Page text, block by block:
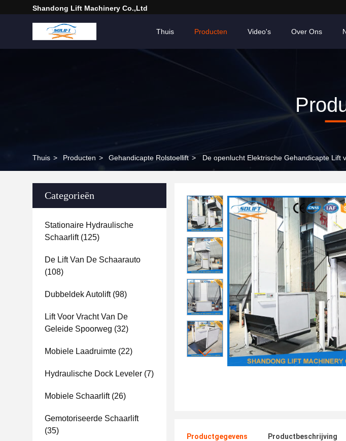
Shandong Lift Machinery Co.,Ltd
Thuis Producten Video's Over Ons
Thuis > Producten > Gehandicapte Rolstoellift > De openlucht Elektrische Gehandicapte
Categorieën
Stationaire Hydraulische
Schaarlift(125)
De Lift Van De Schaarauto
(108)
Dubbeldek Autolift(98)
Lift Voor Vracht Van De
Geleide Spoorweg (32)
Mobiele Laadruimte (22)
Hydraulische Dock Leveler (7)
Mobiele Schaarlift(26)
Gemotoriseerde Schaarlift
(35)
Productgegevens Productbeschrijving